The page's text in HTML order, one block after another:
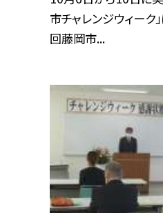
市チャレンジウィーク
回藤岡市...